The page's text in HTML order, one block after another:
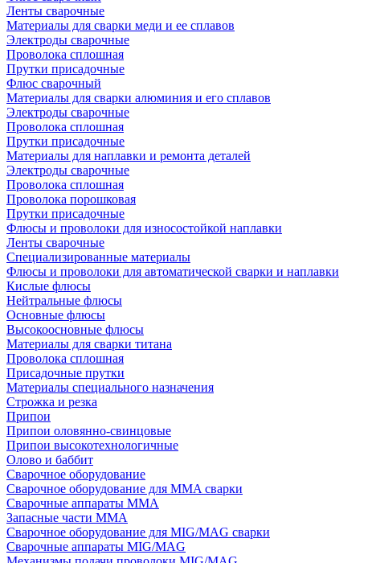
Ленты сварочные
Материалы для сварки меди и ее сплавов
Электроды сварочные
Проволока сплошная
Прутки присадочные
Флюс сварочный
Материалы для сварки алюминия и его сплавов
Электроды сварочные
Проволока сплошная
Прутки присадочные
Материалы для наплавки и ремонта деталей
Электроды сварочные
Проволока сплошная
Проволока порошковая
Прутки присадочные
Флюсы и проволоки для износостойкой наплавки
Ленты сварочные
Специализированные материалы
Флюсы и проволоки для автоматической сварки и наплавки
Кислые флюсы
Нейтральные флюсы
Основные флюсы
Высокоосновные флюсы
Материалы для сварки титана
Проволока сплошная
Присадочные прутки
Материалы специального назначения
Строжка и резка
Припои
Припои оловянно-свинцовые
Припои высокотехнологичные
Олово и баббит
Сварочное оборудование
Сварочное оборудование для MMA сварки
Сварочные аппараты MMA
Запасные части MMA
Сварочное оборудование для MIG/MAG сварки
Сварочные аппараты MIG/MAG